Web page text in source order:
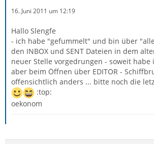
16. Juni 2011 um 12:19
Hallo Slengfe
- ich habe "gefummelt" und bin über
den INBOX und SENT Dateien in dem
neuer Stelle vorgedrungen - soweit habe
aber beim Öffnen über EDITOR -
offensichtlich anders ... bitte noch die
:top:
oekonom